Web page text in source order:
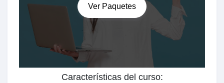
Ver Paquetes
Características del curso: